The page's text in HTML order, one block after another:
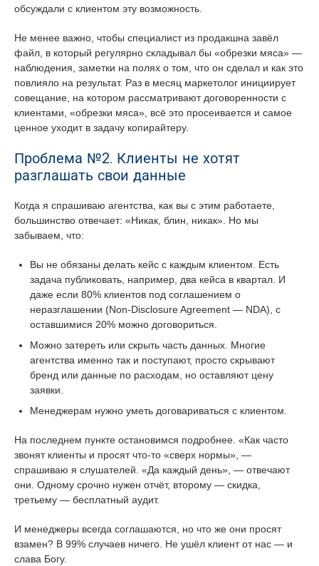
обсуждали с клиентом эту возможность.
Не менее важно, чтобы специалист из продакшна завёл
файл, в который регулярно складывал бы «обрезки мяса» —
наблюдения, заметки на полях о том, что он сделал и как это
повлияло на результат. Раз в месяц маркетолог инициирует
совещание, на котором рассматривают договоренности с
клиентами, «обрезки мяса», всё это просеивается и самое
ценное уходит в задачу копирайтеру.
Проблема №2. Клиенты не хотят
разглашать свои данные
Когда я спрашиваю агентства, как вы с этим работаете,
большинство отвечает: «Никак, блин, никак». Но мы
забываем, что:
Вы не обязаны делать кейс с каждым клиентом. Есть
задача публиковать, например, два кейса в квартал. И
даже если 80% клиентов под соглашением о
неразглашении (Non-Disclosure Agreement — NDA), с
оставшимися 20% можно договориться.
Можно затереть или скрыть часть данных. Многие
агентства именно так и поступают, просто скрывают
бренд или данные по расходам, но оставляют цену
заявки.
Менеджерам нужно уметь договариваться с клиентом.
На последнем пункте остановимся подробнее. «Как часто
звонят клиенты и просят что-то «сверх нормы», —
спрашиваю я слушателей. «Да каждый день», — отвечают
они. Одному срочно нужен отчёт, второму — скидка,
третьему — бесплатный аудит.
И менеджеры всегда соглашаются, но что же они просят
взамен? В 99% случаев ничего. Не ушёл клиент от нас — и
слава Богу.